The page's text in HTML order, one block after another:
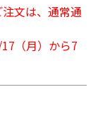
文は、通常通
（月）から7